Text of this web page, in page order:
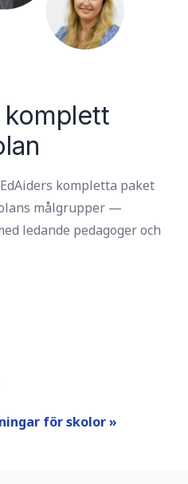
komplett
kompletta paket
målgrupper —
ledande pedagoger och
för skolor »